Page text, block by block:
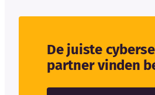
De juiste
partner vinden